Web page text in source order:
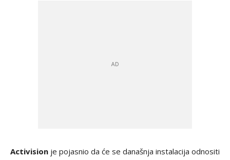
Activision je pojasnio da će se današnja instalacija odnositi